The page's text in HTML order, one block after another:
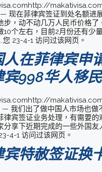
现在菲律宾签证到处名额进
步，动不动几万人民币价格了
10个左右，目前2月份还有少
您 23-4-1 访问过该网页。
人在菲律宾申
宾998华人移民
— 我们出了做中国人市场也做
律宾签证业务处理，有需要的
分享下近期完成的一些外国友
4-1 访问过该网页。
宾特赦签证换